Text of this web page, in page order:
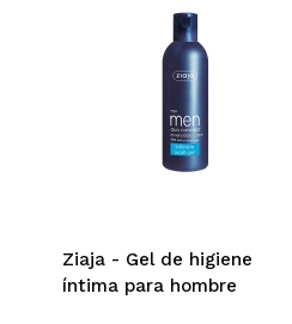
Ziaja - Gel de higiene
íntima para hombre